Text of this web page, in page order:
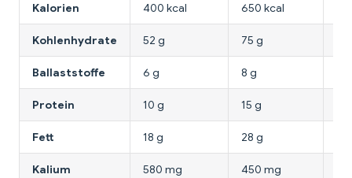
Kalorien 400 kcal 650 kcal
Kohlenhydrate 52 g 75 g
Ballaststoffe 6 g 8 g
Protein 10 g 15 g
Fett 18 g 28 g
Kalium 580 mg 450 mg